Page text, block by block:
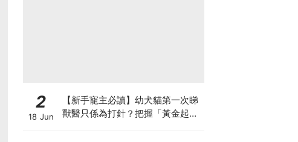
2
18 Jun
【新手寵主必讀】幼犬貓第一次睇
獸醫只係為打針？把握「黃金起跑